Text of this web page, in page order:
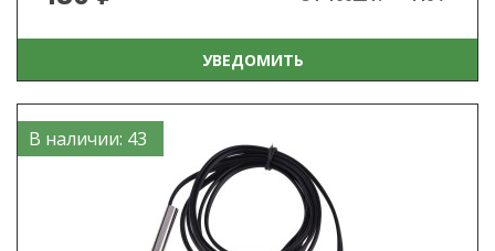
УВЕДОМИТЬ
В наличии: 43